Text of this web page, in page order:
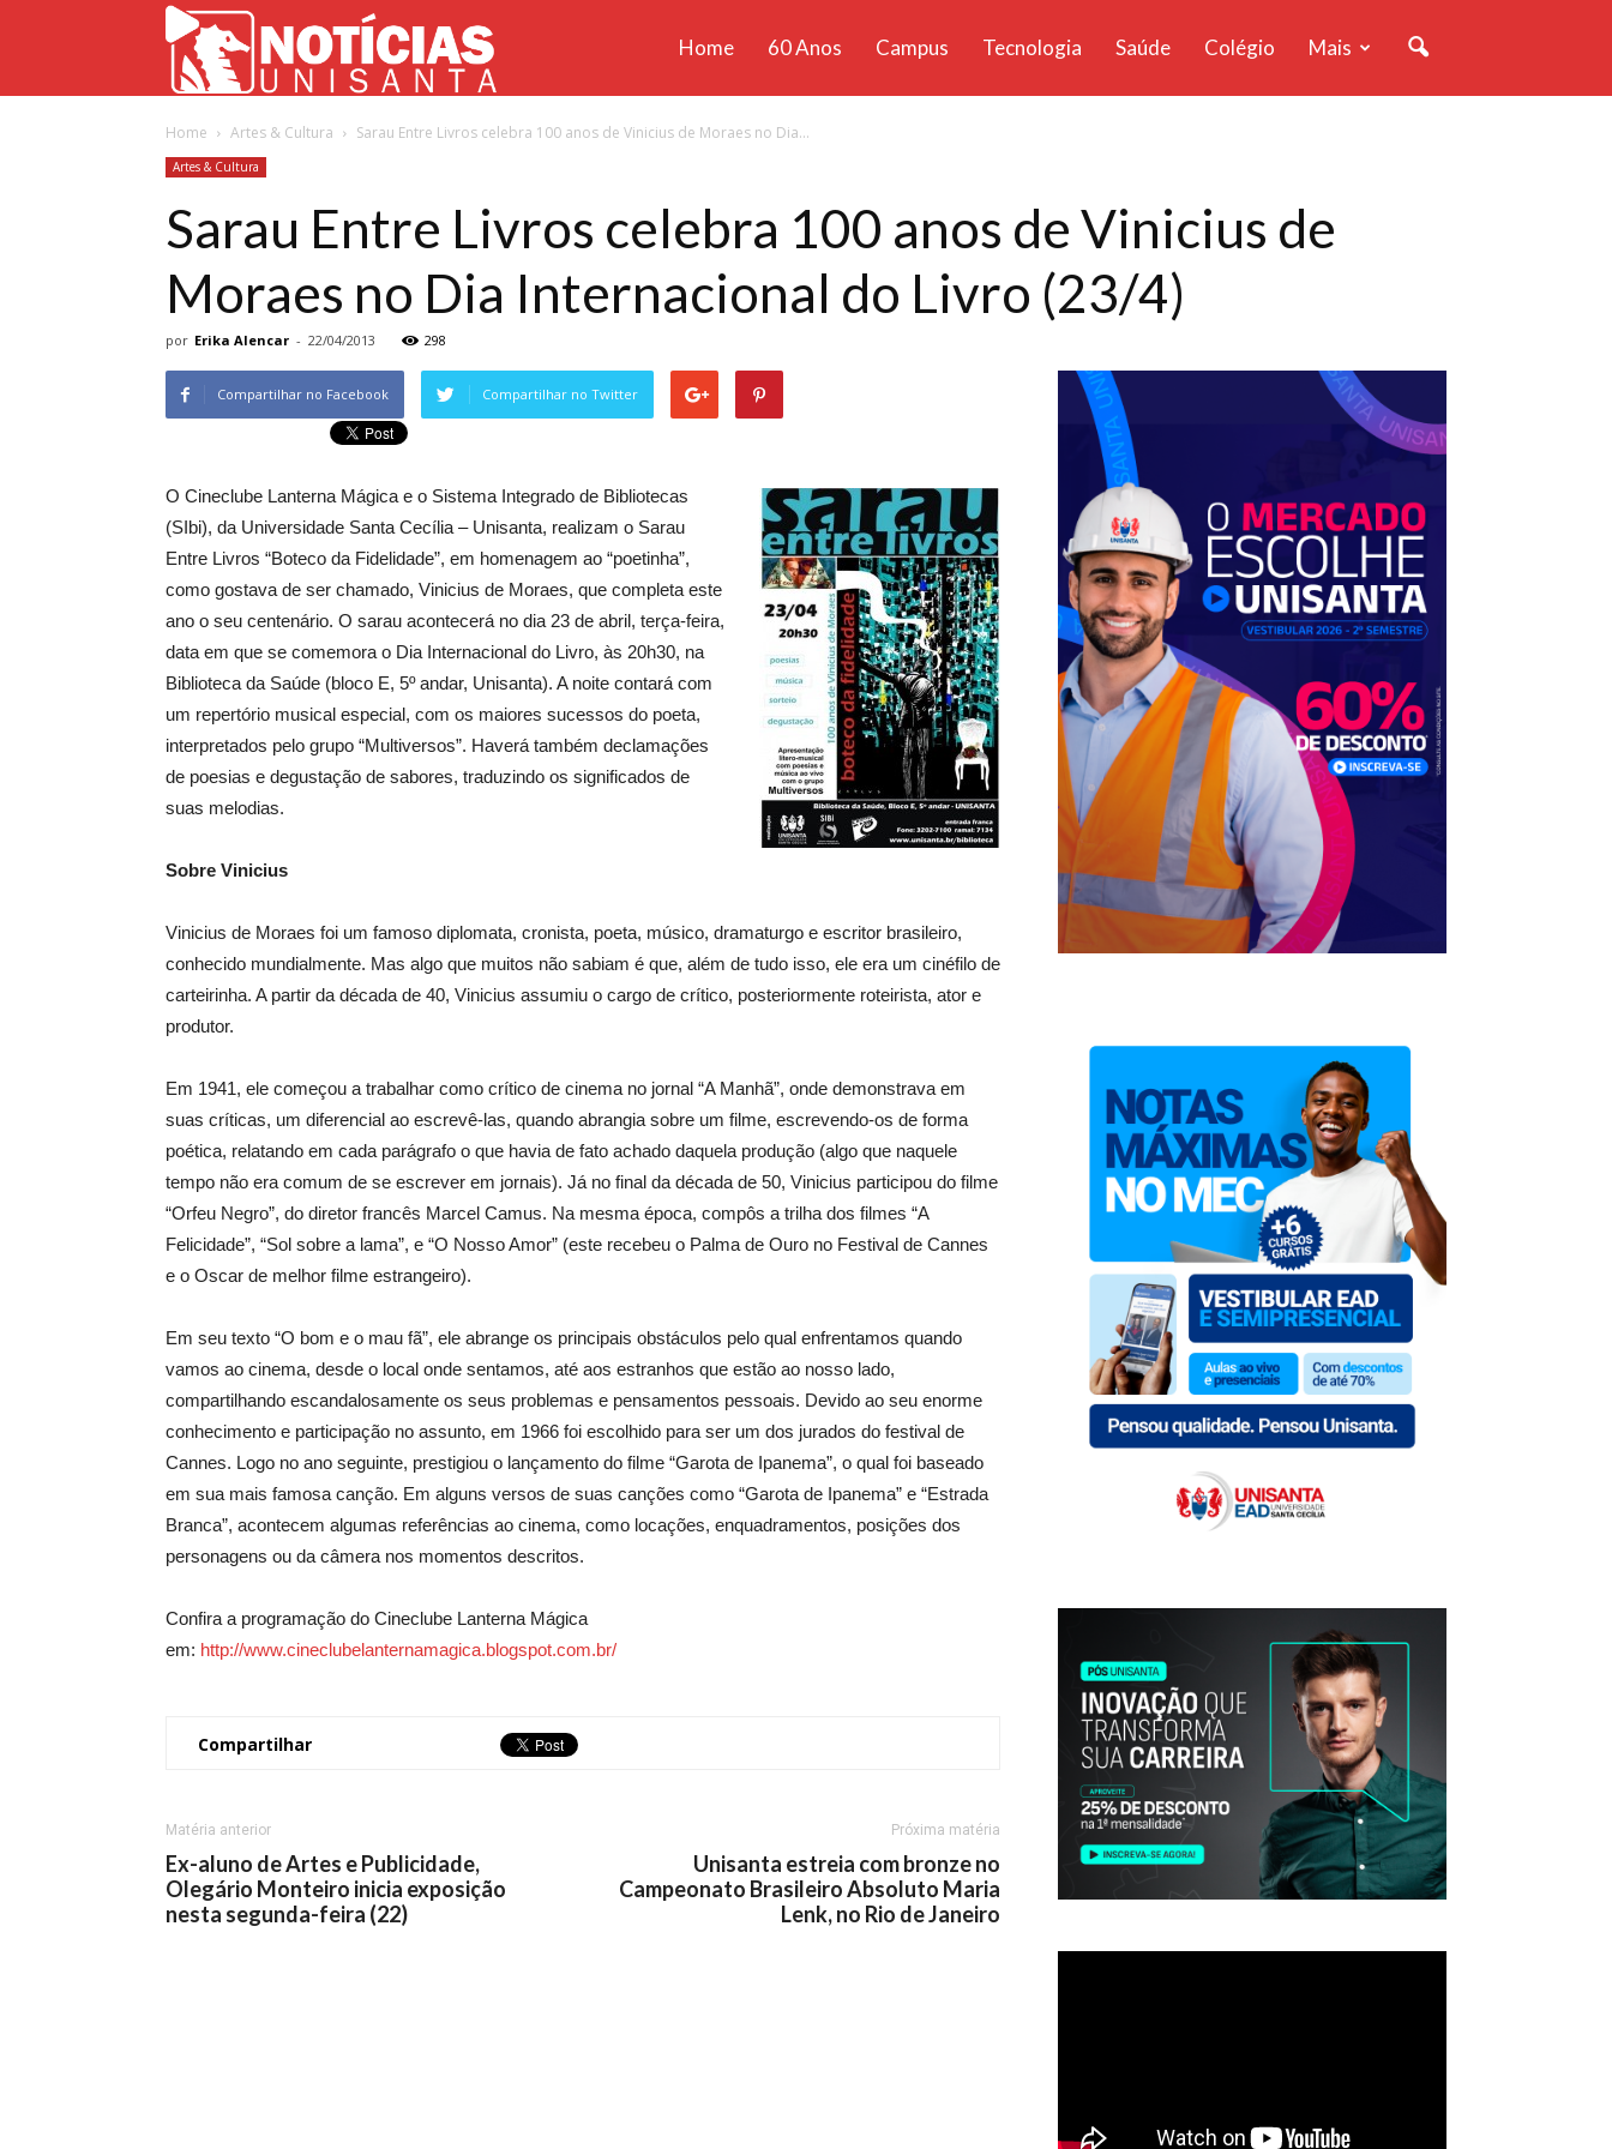
Unisanta
Home 60 Anos Campus Tecnologia Saúde Colégio Mais
Home Artes & Cultura Sarau Entre Livros celebra 100 anos de Vinicius de Moraes no Dia...
Artes & Cultura
Sarau Entre Livros celebra 100 anos de Vinicius de
Moraes no Dia Internacional do Livro (23/4)
por Erika Alencar - 22/04/2013 298
Compartilhar no Facebook Compartilhar no Twitter
O Cineclube Lanterna Mágica e o Sistema Integrado de Bibliotecas
(SIbi), da Universidade Santa Cecília – Unisanta, realizam o Sarau
Entre Livros “Boteco da Fidelidade”, em homenagem ao “poetinha”,
como gostava de ser chamado, Vinicius de Moraes, que completa este
ano o seu centenário. O sarau acontecerá no dia 23 de abril, terça-feira,
data em que se comemora o Dia Internacional do Livro, às 20h30, na
Biblioteca da Saúde (bloco E, 5º andar, Unisanta). A noite contará com
um repertório musical especial, com os maiores sucessos do poeta,
interpretados pelo grupo “Multiversos”. Haverá também declamações
de poesias e degustação de sabores, traduzindo os significados de
suas melodias.
Sobre Vinicius
Vinicius de Moraes foi um famoso diplomata, cronista, poeta, músico, dramaturgo e escritor brasileiro,
conhecido mundialmente. Mas algo que muitos não sabiam é que, além de tudo isso, ele era um cinéfilo de
carteirinha. A partir da década de 40, Vinicius assumiu o cargo de crítico, posteriormente roteirista, ator e
produtor.
Em 1941, ele começou a trabalhar como crítico de cinema no jornal “A Manhã”, onde demonstrava em
suas críticas, um diferencial ao escrevê-las, quando abrangia sobre um filme, escrevendo-os de forma
poética, relatando em cada parágrafo o que havia de fato achado daquela produção (algo que naquele
tempo não era comum de se escrever em jornais). Já no final da década de 50, Vinicius participou do filme
“Orfeu Negro”, do diretor francês Marcel Camus. Na mesma época, compôs a trilha dos filmes “A
Felicidade”, “Sol sobre a lama”, e “O Nosso Amor” (este recebeu o Palma de Ouro no Festival de Cannes
e o Oscar de melhor filme estrangeiro).
Em seu texto “O bom e o mau fã”, ele abrange os principais obstáculos pelo qual enfrentamos quando
vamos ao cinema, desde o local onde sentamos, até aos estranhos que estão ao nosso lado,
compartilhando escandalosamente os seus problemas e pensamentos pessoais. Devido ao seu enorme
conhecimento e participação no assunto, em 1966 foi escolhido para ser um dos jurados do festival de
Cannes. Logo no ano seguinte, prestigiou o lançamento do filme “Garota de Ipanema”, o qual foi baseado
em sua mais famosa canção. Em alguns versos de suas canções como “Garota de Ipanema” e “Estrada
Branca”, acontecem algumas referências ao cinema, como locações, enquadramentos, posições dos
personagens ou da câmera nos momentos descritos.
Confira a programação do Cineclube Lanterna Mágica
em: http://www.cineclubelanternamagica.blogspot.com.br/
Compartilhar
Matéria anterior
Ex-aluno de Artes e Publicidade,
Olegário Monteiro inicia exposição
nesta segunda-feira (22)
Próxima matéria
Unisanta estreia com bronze no
Campeonato Brasileiro Absoluto Maria
Lenk, no Rio de Janeiro